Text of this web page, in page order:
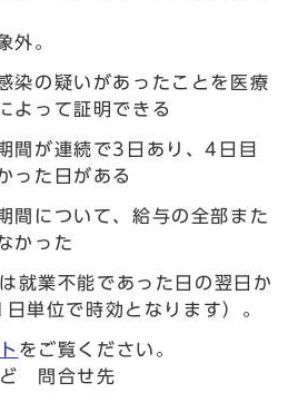
外。
染の疑いがあったことを医療
よって証明できる
間が連続で3日あり、4日目
った日がある
間について、給与の全部また
かった
就業不能であった日の翌日か
単位で時効となります）。
をご覧ください。
ど 問合せ先